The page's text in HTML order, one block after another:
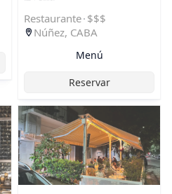
Restaurante· $$$
Núñez, CABA
Menú
Reservar